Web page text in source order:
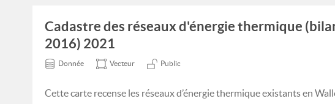
Cadastre des réseaux d'énergie thermique
2016) 2021
Donnée Vecteur Public
Cette carte recense les réseaux d’énergie thermique existants en